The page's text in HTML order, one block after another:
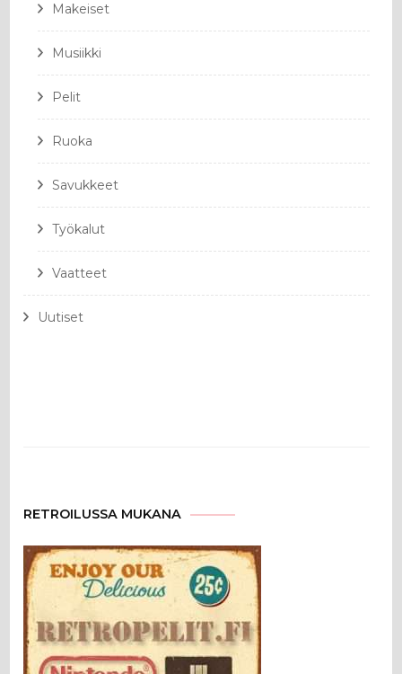
Makeiset
Musiikki
Pelit
Ruoka
Savukkeet
Työkalut
Vaatteet
Uutiset
RETROILUSSA MUKANA